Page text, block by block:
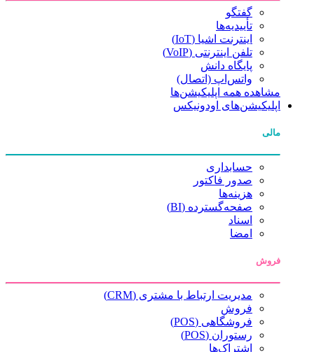
گفتگو
تأییدیه‌ها
اینترنت اشیا (IoT)
تلفن اینترنتی (VoIP)
پایگاه دانش
واتس‌اپ (اتصال)
مشاهده همه اپلیکیشن‌ها
اپلیکیشن‌های اودونیکس
مالی
حسابداری
صدور فاکتور
هزینه‌ها
صفحه‌گسترده (BI)
اسناد
امضا
فروش
مدیریت ارتباط با مشتری (CRM)
فروش
فروشگاهی (POS)
رستوران (POS)
اشتراک‌ها